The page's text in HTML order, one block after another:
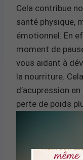
Cela contribue
santé physique,
émotionnel. En
moment de
vous aidant à
la nourriture.
d’acupression
perte de poids